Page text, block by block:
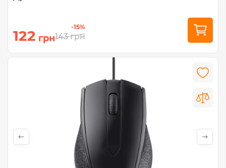
122 грн
-15%
143 грн